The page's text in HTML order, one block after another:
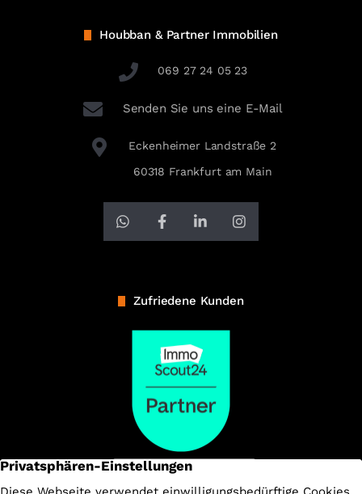
Houbban & Partner Immobilien
069 27 24 05 23
Senden Sie uns eine E-Mail
Eckenheimer Landstraße 2
60318 Frankfurt am Main
Zufriedene Kunden